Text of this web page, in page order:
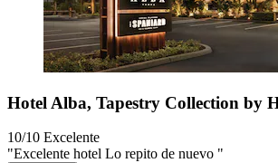
Hotel Alba, Tapestry Collection by
10/10 Excelente
"Excelente hotel Lo repito de nuevo "